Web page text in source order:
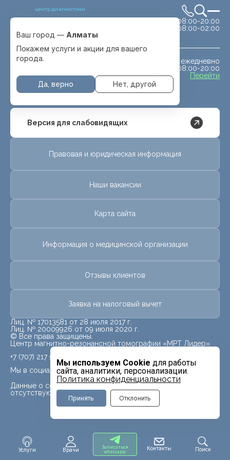
центр диагностики
Выбрать город
с. Отеген батыра
сб-вс 08:00-20:00
08:00-02:00
ежедневно
08:00-20:00
Перейти
Ваш город — Алматы
Покажем услуги и акции для вашего
города.
Да, верно Нет, другой
Услуги Врачи
Записаться
whatsapp
Контакты Поиск
Мы используем Cookie для работы
сайта, аналитики, персонализации.
Политика конфиденциальности
Принять Отклонить
Версия для слабовидящих
Правовая и юридическая информация
Наши вакансии
Карта сайта
Информация о медицинской организации
Отзывы клиентов
Заявка на налоговый вычет
Лиц. № 17013581 от 28 июля 2017 г.
Лиц. № 20009926 от 09 июля 2020 г.
© Все права защищены.
Центр магнитно-резонансной томографии «МРТ Лидер»
Мы в социальных сетях
Данные о социальных сетях для данного филиала
отсутствуют
+7 (707) 217 5840